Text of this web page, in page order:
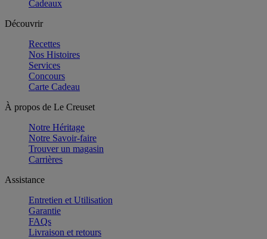
Cadeaux
Découvrir
Recettes
Nos Histoires
Services
Concours
Carte Cadeau
À propos de Le Creuset
Notre Héritage
Notre Savoir-faire
Trouver un magasin
Carrières
Assistance
Entretien et Utilisation
Garantie
FAQs
Livraison et retours